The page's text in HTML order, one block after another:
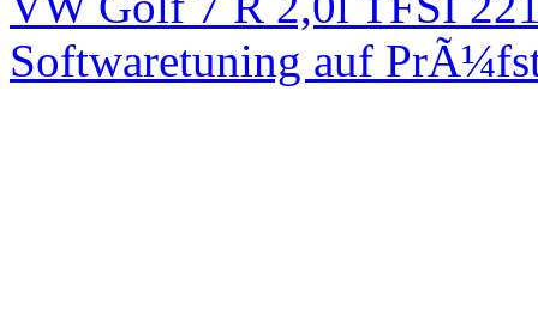
Softwaretuning auf